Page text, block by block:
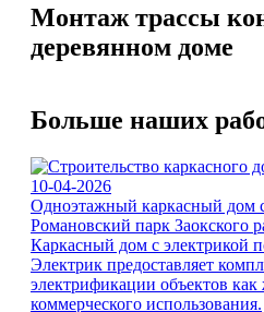
Монтаж трассы
деревянном доме
Больше наших
10-04-2026
Одноэтажный каркасный дом
Романовский парк Заокского
Каркасный дом с электрикой
Электрик предоставляет
электрификации объектов как
коммерческого использования.